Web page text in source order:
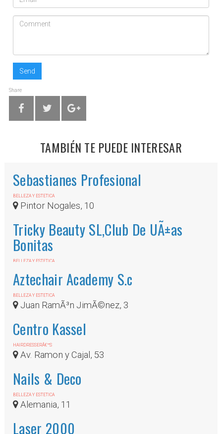
Send
Share
TAMBIÉN TE PUEDE INTERESAR
Sebastianes Profesional
BELLEZA Y ESTETICA
Pintor Nogales, 10
Tricky Beauty SL,Club De UÃ±as
Bonitas
BELLEZA Y ESTETICA
Aztechair Academy S.c
BELLEZA Y ESTETICA
Juan RamÃ³n JimÃ©nez, 3
Centro Kassel
HAIRDRESSERÂ€™S
Av. Ramon y Cajal, 53
Nails & Deco
BELLEZA Y ESTETICA
Alemania, 11
Laser 2000